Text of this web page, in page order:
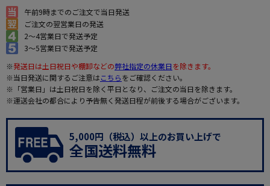
午前9時までのご注文で当日発送
ご注文の翌営業日の発送
2～4営業日で発送予定
3～5営業日で発送予定
※発送日は土日祝日や棚卸などの弊社指定の休業日を除きます。
※当日発送に関するご注意はこちらをご確認ください。
※「営業日」は土日祝日を除く平日となり、ご注文の当日を除きます。
※運送会社の都合により予告無く発送日程が前後する場合がございます。
5,000円（税込）以上のお買い上げで
全国送料無料